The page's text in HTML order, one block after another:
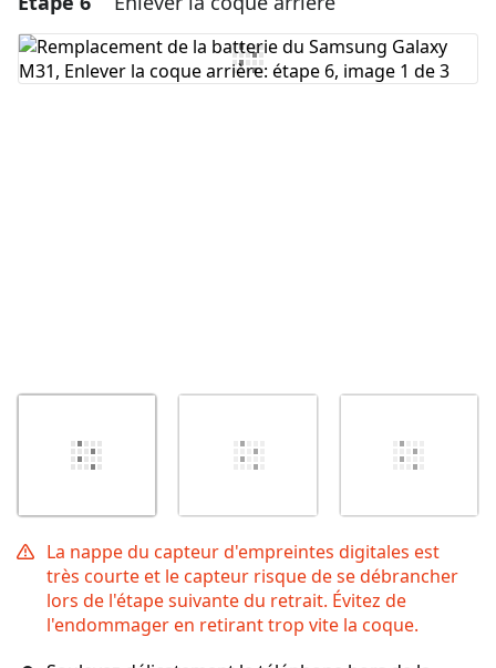
La nappe du capteur d'empreintes digitales est
très courte et le capteur risque de se débrancher
lors de l'étape suivante du retrait. Évitez de
l'endommager en retirant trop vite la coque.